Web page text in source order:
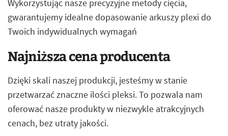
Wykorzystując nasze precyzyjne metody cięcia,
gwarantujemy idealne dopasowanie arkuszy plexi do
Twoich indywidualnych wymagań
Najniższa cena producenta
Dzięki skali naszej produkcji, jesteśmy w stanie
przetwarzać znaczne ilości pleksi. To pozwala nam
oferować nasze produkty w niezwykle atrakcyjnych
cenach, bez utraty jakości.